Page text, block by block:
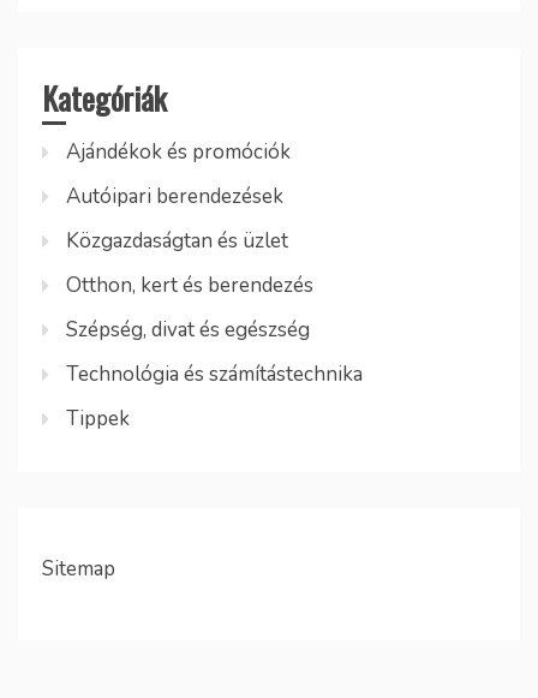
Kategóriák
Ajándékok és promóciók
Autóipari berendezések
Közgazdaságtan és üzlet
Otthon, kert és berendezés
Szépség, divat és egészség
Technológia és számítástechnika
Tippek
Sitemap